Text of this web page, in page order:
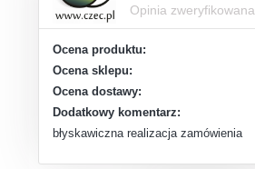
Opinia zweryfikowana
Ocena produktu:
Ocena sklepu:
Ocena dostawy:
Dodatkowy komentarz:
błyskawiczna realizacja zamówienia